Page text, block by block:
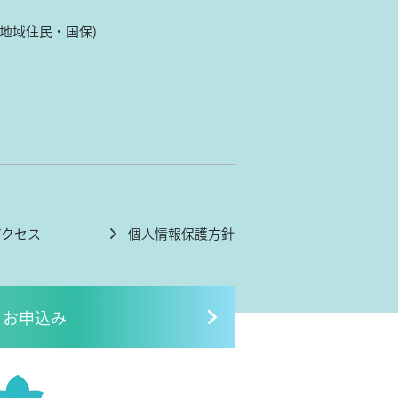
域住民・国保)
セス 個人情報保護方針
お申込み